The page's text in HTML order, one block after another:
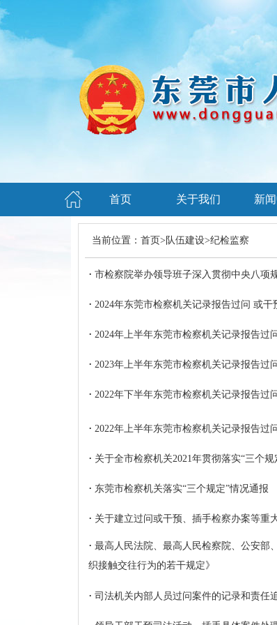
首页 关于我们 新
当前位置： 首页> 队伍建设>纪检监察
· 市检察院举办领导班子深入贯彻中央八项
· 2024年东莞市检察机关记录报告过问 或
· 2024年上半年东莞市检察机关记录报告过
· 2023年上半年东莞市检察机关记录报告过
· 2022年下半年东莞市检察机关记录报告过
· 2022年上半年东莞市检察机关记录报告过
· 关于全市检察机关2021年贯彻落实“三个
· 东莞市检察机关落实“三个规定”情况通报
· 关于建立过问或干预、插手检察办案等重
· 最高人民法院、最高人民检察院、公安部
织接触交往行为的若干规定》
· 司法机关内部人员过问案件的记录和责任